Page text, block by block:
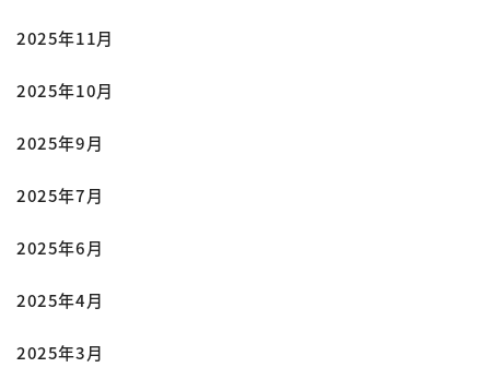
2025年11月
2025年10月
2025年9月
2025年7月
2025年6月
2025年4月
2025年3月